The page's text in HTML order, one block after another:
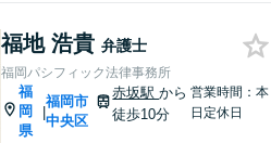
福地 浩貴 弁護士
福岡パシフィック法律事務所
福
岡
県
|
福岡市
中央区
赤坂駅から
徒歩10分
営業時間：本
日定休日